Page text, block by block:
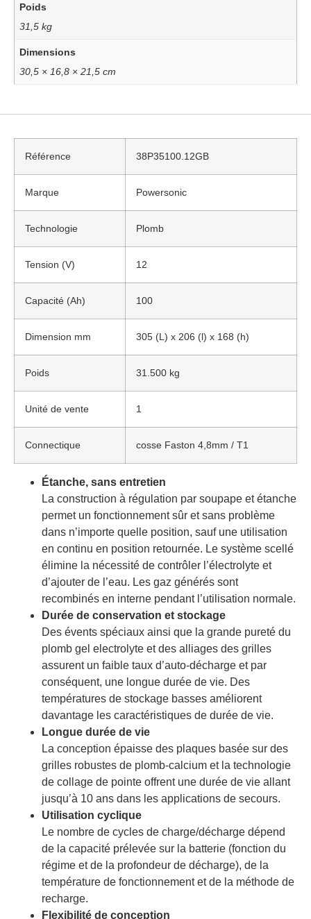
Poids
31,5 kg
Dimensions
30,5 × 16,8 × 21,5 cm
Référence 38P35100.12GB
Marque Powersonic
Technologie Plomb
Tension (V) 12
Capacité (Ah) 100
Dimension mm 305 (L) x 206 (l) x 168 (h)
Poids 31.500 kg
Unité de vente 1
Connectique cosse Faston 4,8mm / T1
Étanche, sans entretien
La construction à régulation par soupape et étanche
permet un fonctionnement sûr et sans problème
dans n’importe quelle position, sauf une utilisation
en continu en position retournée. Le système scellé
élimine la nécessité de contrôler l’électrolyte et
d’ajouter de l’eau. Les gaz générés sont
recombinés en interne pendant l’utilisation normale.
Durée de conservation et stockage
Des évents spéciaux ainsi que la grande pureté du
plomb gel electrolyte et des alliages des grilles
assurent un faible taux d’auto-décharge et par
conséquent, une longue durée de vie. Des
températures de stockage basses améliorent
davantage les caractéristiques de durée de vie.
Longue durée de vie
La conception épaisse des plaques basée sur des
grilles robustes de plomb-calcium et la technologie
de collage de pointe offrent une durée de vie allant
jusqu’à 10 ans dans les applications de secours.
Utilisation cyclique
Le nombre de cycles de charge/décharge dépend
de la capacité prélevée sur la batterie (fonction du
régime et de la profondeur de décharge), de la
température de fonctionnement et de la méthode de
recharge.
Flexibilité de conception